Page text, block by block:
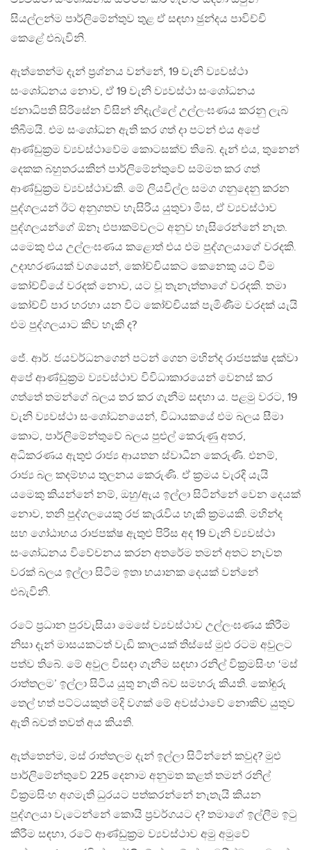
සියල්ලන්ම පාර්ලිමේන්තුව තුළ ඒ සඳහා ඡුන්දය පාවිච්චි
කෙළේ එබැවිනි.
ඇත්තෙන්ම දැන් ප‍්‍රශ්නය වන්නේ, 19 වැනි ව්‍යවස්ථා
සංශෝධනය නොව, ඒ 19 වැනි ව්‍යවස්ථා සංශෝධනය
ජනාධිපති සිරිසේන විසින් නිදැල්ලේ උල්ලංඝණය කරනු ලැබ
තිබීමයි. එම සංශෝධන ඇති කර ගත් දා පටන් එය අපේ
ආණ්ඩුක‍්‍රම ව්‍යවස්ථාවේම කොටසක්ව තිබේ. දැන් එය, තුනෙන්
දෙකක බහුතරයකින් පාර්ලිමේන්තුවේ සම්මත කර ගත්
ආණ්ඩුක‍්‍රම ව්‍යවස්ථාවකි. මේ ලියවිල්ල සමග ගනුදෙනු කරන
පුද්ගලයන් ඊට අනුගතව හැසිරිය යුතුවා මිස, ඒ ව්‍යවස්ථාව
පුද්ගලයන්ගේ ඕනෑ එපාකම්වලට අනුව හැසිරෙන්නේ නැත.
යමෙකු එය උල්ලංඝණය කළොත් එය එම පුද්ගලයාගේ වරදකි.
උදාහරණයක් වශයෙන්, කෝච්චියකට කෙනෙකු යට වීම
කෝච්චියේ වරදක් නොව, යට වූ තැනැත්තාගේ වරදකි. තමා
කෝච්චි පාර හරහා යන විට කෝච්චියක් පැමිණීම වරදක් යැයි
එම පුද්ගලයාට කිව හැකි ද?
ජේ. ආර්. ජයවර්ධනගෙන් පටන් ගෙන මහින්ද රාජපක්ෂ දක්වා
අපේ ආණ්ඩුක‍්‍රම ව්‍යවස්ථාව විවිධාකාරයෙන් වෙනස් කර
ගත්තේ තමන්ගේ බලය තර කර ගැනීම සඳහා ය. පළමු වරට, 19
වැනි ව්‍යවස්ථා සංශෝධනයෙන්, විධායකයේ එම බලය සීමා
කොට, පාර්ලිමේන්තුවේ බලය පුළුල් කෙරුණු අතර,
අධිකරණය ඇතුළු රාජ්‍ය ආයතන ස්වාධීන කෙරුණි. එනම්,
රාජ්‍ය බල කදම්භය තුලනය කෙරුණි. ඒ ක‍්‍රමය වැරදි යැයි
යමෙකු කියන්නේ නම්, ඔහු/ඇය ඉල්ලා සිටින්නේ වෙන දෙයක්
නොව, තනි පුද්ගලයෙකු රජ කැරැවිය හැකි ක‍්‍රමයකි. මහින්ද
සහ ගෝඨාභය රාජපක්ෂ ඇතුළු පිරිස අද 19 වැනි ව්‍යවස්ථා
සංශෝධනය විවේචනය කරන අතරේම තමන් අතට නැවත
වරක් බලය ඉල්ලා සිටීම ඉතා භයානක දෙයක් වන්නේ
එබැවිනි.
රටේ ප‍්‍රධාන පුරවැසියා මෙසේ ව්‍යවස්ථාව උල්ලංඝණය කිරීම
නිසා දැන් මාසයකටත් වැඩි කාලයක් තිස්සේ මුළු රටම අවුලට
පත්ව තිබේ. මේ අවුල විසඳා ගැනීම සඳහා රනිල් වික‍්‍රමසිංහ ‘මස්
රාත්තලම’ ඉල්ලා සිටිය යුතු නැති බව සමහරු කියති. කෝඳුරු
තෙල් හත් පට්ටයකුත් මදි වගක් මේ අවස්ථාවේ නොකිව යුතුව
ඇති බවත් තවත් අය කියති.
ඇත්තෙන්ම, මස් රාත්තලම දැන් ඉල්ලා සිටින්නේ කවුද? මුළු
පාර්ලිමේන්තුවේ 225 දෙනාම අනුමත කළත් තමන් රනිල්
වික‍්‍රමසිංහ අගමැති ධුරයට පත්කරන්නේ නැතැයි කියන
පුද්ගලයා වැටෙන්නේ කොයි ප‍්‍රවර්ගයට ද? තමාගේ ඉල්ලීම ඉටු
කිරීම සඳහා, රටේ ආණ්ඩුක‍්‍රම ව්‍යවස්ථාව අමු අමුවේ